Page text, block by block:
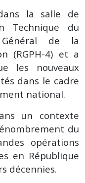
la salle de
Technique du
Général de la
(RGPH-4) et a
les nouveaux
dans le cadre
national.
un contexte
du
opérations
en République
décennies.